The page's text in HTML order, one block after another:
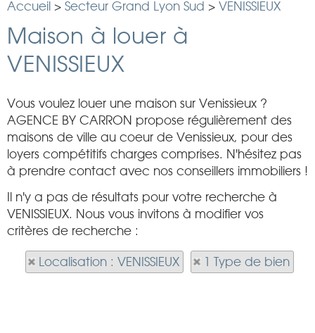
Accueil > Secteur Grand Lyon Sud > VENISSIEUX
Maison à louer à
VENISSIEUX
Vous voulez louer une maison sur Venissieux ?
AGENCE BY CARRON propose régulièrement des
maisons de ville au coeur de Venissieux, pour des
loyers compétitifs charges comprises. N'hésitez pas
à prendre contact avec nos conseillers immobiliers !
Il n'y a pas de résultats pour votre recherche à
VENISSIEUX. Nous vous invitons à modifier vos
critères de recherche :
Localisation : VENISSIEUX 1 Type de bien